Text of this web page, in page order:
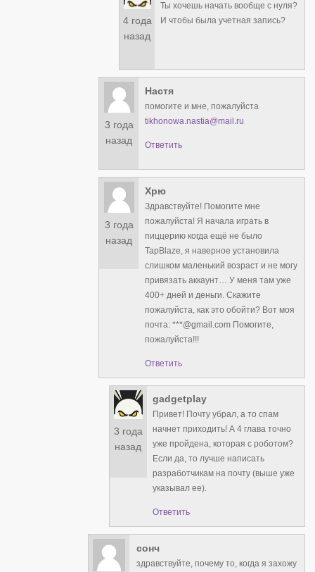
4 года
назад
Ты хочешь начать вообще с нуля?
И чтобы была учетная запись?
3 года
назад
Настя
помогите и мне, пожалуйста
tikhonowa.nastia@mail.ru
Ответить
3 года
назад
Хрю
Здравствуйте! Помогите мне
пожалуйста! Я начала играть в
пиццерию когда ещё не было
TapBlaze, я наверное установила
слишком маленький возраст и не могу
привязать аккаунт… У меня там уже
400+ дней и деньги. Скажите
пожалуйста, как это обойти? Вот моя
почта: ***@gmail.com Помогите,
пожалуйста!!!
Ответить
3 года
назад
gadgetplay
Привет! Почту убрал, а то спам
начнет приходить! А 4 глава точно
уже пройдена, которая с роботом?
Если да, то лучше написать
разработчикам на почту (выше уже
указывал ее).
Ответить
сонч
здравствуйте, почему то, когда я захожу